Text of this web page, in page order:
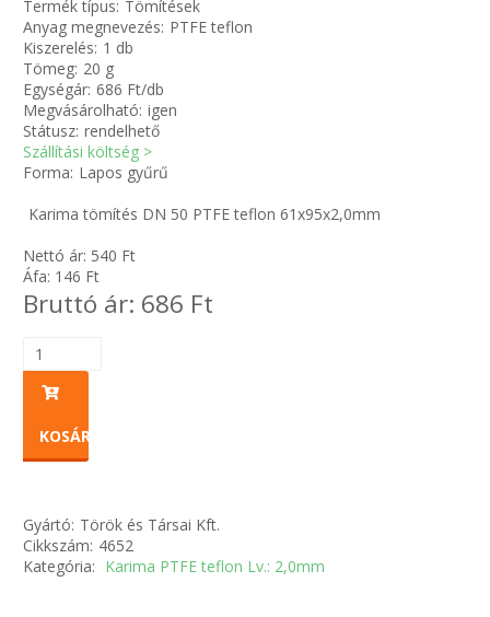
SIMÍTÓZÁRAS TASAK
SZORTÍROZÓ DOBOZ-KÉSZLET
TÖMLŐBILINCS
Termék típus: Tömítések
Anyag megnevezés: PTFE teflon
Kiszerelés: 1 db
Tömeg: 20 g
Egységár: 686 Ft/db
Megvásárolható: igen
Státusz: rendelhető
Szállítási költség >
Forma: Lapos gyűrű
Karima tömítés DN 50 PTFE teflon 61x95x2,0mm
Nettó ár: 540 Ft
Áfa: 146 Ft
Bruttó ár: 686 Ft
KOSÁRBA
Gyártó: Török és Társai Kft.
Cikkszám: 4652
Kategória: Karima PTFE teflon Lv.: 2,0mm